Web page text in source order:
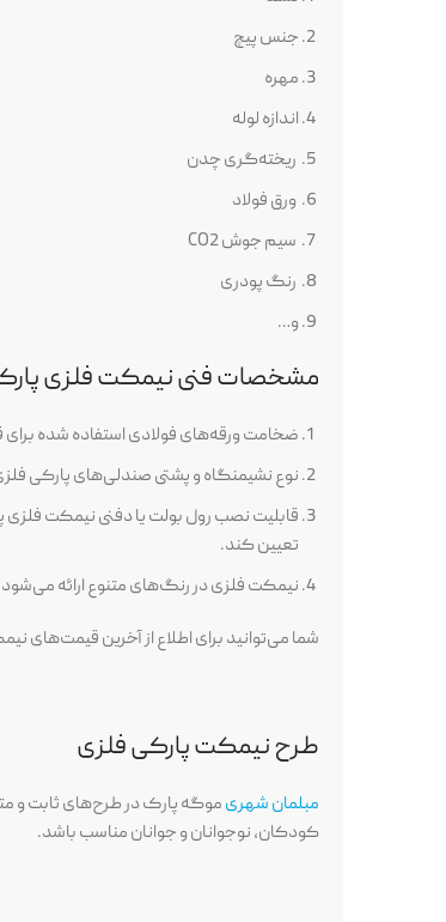
جنس پیچ
مهره‌
اندازه لوله
ریخته‌گری چدن
ورق فولاد
سیم جوش CO2
رنگ پودری
و…
مشخصات فنی نیمکت فلزی
ضخامت ورقه‌های فولادی استفاده شده
نوع نشیمنگاه و پشتی صندلی‌های پارکی
قابلیت نصب رول بولت یا دفنی نیمکت‌
تعیین کند.
نیمکت‌ فلزی در رنگ‌های متنوع ارائه می‌شود
شما می‌توانید برای اطلاع از آخرین قیمت‌های
طرح نیمکت پارکی فلزی
مبلمانشهریموگه پارک در طرح‌های ثابت و
کودکان، نوجوانان و جوانان مناسب باشد.